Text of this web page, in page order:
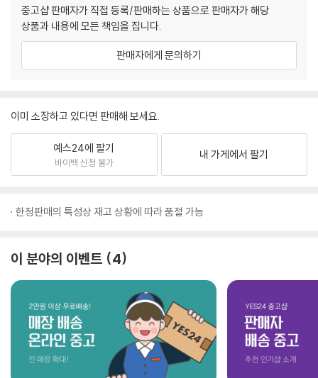
중고샵 판매자가 직접 등록/판매하는 상품으로 판매자가 해당
상품과 내용에 모든 책임을 집니다.
판매자에게 문의하기
이미 소장하고 있다면 판매해 보세요.
예스24에 팔기
바이백 신청 불가
내 가게에서 팔기
한정판매의 특성상 재고 상황에 따라 품절 가능
이 분야의 이벤트 4